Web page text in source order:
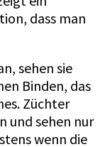
dass man
sehen sie
Binden, das
Züchter
und sehen nur
wenn die